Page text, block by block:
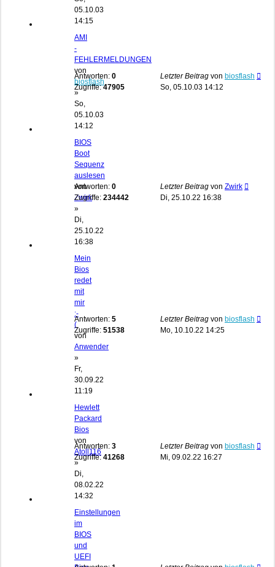
05.10.03
14:15
AMI
-
FEHLERMELDUNGEN
von
biosflash
»
So,
05.10.03
14:12
Antworten: 0
Zugriffe:47905
Letzter Beitrag von biosflash
So, 05.10.03 14:12
BIOS
Boot
Sequenz
auslesen
von
Zwirk
»
Di,
25.10.22
16:38
Antworten: 0
Zugriffe: 234442
Letzter Beitrag von Zwirk
Di, 25.10.22 16:38
Mein
Bios
redet
mit
mir
:-
(
von
Anwender
»
Fr,
30.09.22
11:19
Antworten: 5
Zugriffe: 51538
Letzter Beitrag von biosflash
Mo, 10.10.22 14:25
Hewlett
Packard
Bios
von
Atoll116
»
Di,
08.02.22
14:32
Antworten: 3
Zugriffe: 41268
Letzter Beitrag von biosflash
Mi, 09.02.22 16:27
Einstellungen
im
BIOS
und
UEFI